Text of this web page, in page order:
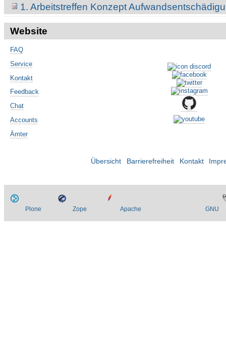
1. Arbeitstreffen Konzept
Website
FAQ
Service
Kontakt
Feedback
Chat
Accounts
Ämter
Übersicht Barrierefreiheit Kontakt
Plone Zope Apache GNU